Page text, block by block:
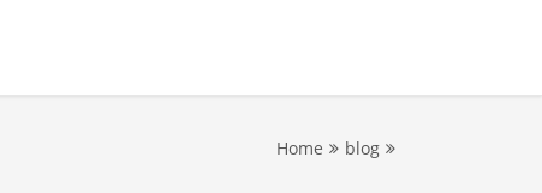
Home blog